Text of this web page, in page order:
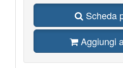
Scheda
Aggiungi